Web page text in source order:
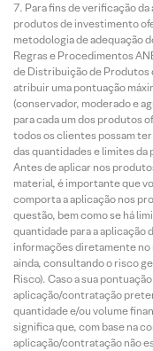
Para fins de verificação
produtos de investimento
metodologia de adequação
Regras e Procedimentos
de Distribuição de Produtos
atribuir uma pontuação
(conservador, moderado e
para cada um dos produtos
todos os clientes possam
das quantidades e limites da
Antes de aplicar nos
material, é importante que
comporta a aplicação nos
questão, bem como se há
quantidade para a aplicação
informações diretamente no
ainda, consultando o risco
Risco). Caso a sua
aplicação/contratação
quantidade e/ou volume
significa que, com base na
aplicação/contratação não